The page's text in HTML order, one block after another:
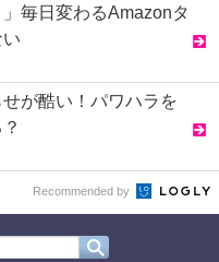
毎日変わるAmazonタ
が酷い！パワハラを
Recommended by